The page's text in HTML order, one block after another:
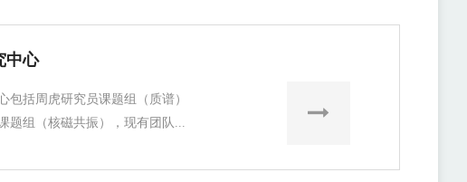
中心
包括周虎研究员课题组（质谱）
题组（核磁共振），现有团队...